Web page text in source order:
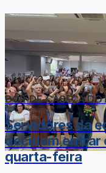
DOR-DE-CABEÇA DO
Servidores da
decidem entrar
quarta-feira